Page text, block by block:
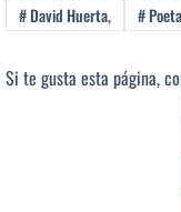
#David Huerta, #
Si te gusta esta página,